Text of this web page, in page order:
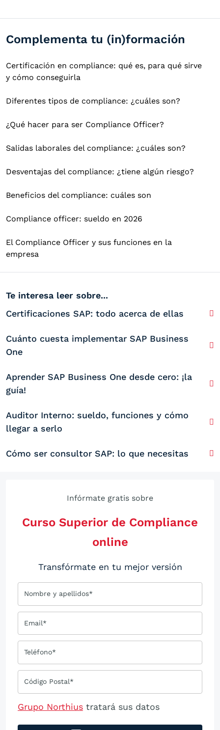
Complementa tu (in)formación
Certificación en compliance: qué es, para qué sirve
y cómo conseguirla
Diferentes tipos de compliance: ¿cuáles son?
¿Qué hacer para ser Compliance Officer?
Salidas laborales del compliance: ¿cuáles son?
Desventajas del compliance: ¿tiene algún riesgo?
Beneficios del compliance: cuáles son
Compliance officer: sueldo en 2026
El Compliance Officer y sus funciones en la
empresa
Te interesa leer sobre...
Certificaciones SAP: todo acerca de ellas
Cuánto cuesta implementar SAP Business
One
Aprender SAP Business One desde cero: ¡la
guía!
Auditor Interno: sueldo, funciones y cómo
llegar a serlo
Cómo ser consultor SAP: lo que necesitas
Infórmate gratis sobre
Curso Superior de Compliance
online
Transfórmate en tu mejor versión
Nombre y apellidos*
Email*
Teléfono*
Código Postal*
Grupo Northius tratará sus datos